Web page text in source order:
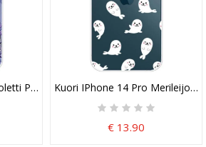
PerhonenKuori IPhone 14 Pro Merileijonat
€ 13.90